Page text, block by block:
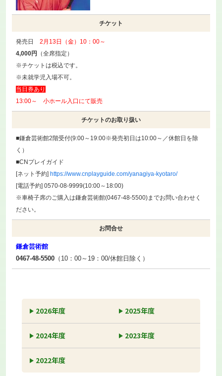
2026年度 2025年度
2024年度 2023年度
2022年度
チケット
発売日 2月13日（金）10：00～
4,000円
（全席指定）
※チケットは税込です。
※未就学児入場不可。
当日券あり
13:00～ 小ホール入口にて販売
チケットのお取り扱い
■鎌倉芸術館2階受付(9:00～19:00※発売初日は10:00～／休館日を除
く）
■CNプレイガイド
[ネット予約] https://www.cnplayguide.com/yanagiya-kyotaro/
[電話予約] 0570-08-9999(10:00～18:00)
※車椅子席のご購入は鎌倉芸術館(0467-48-5500)までお問い合わせく
ださい。
お問合せ
鎌倉芸術館
0467-48-5500 （10：00～19：00/休館日除く）